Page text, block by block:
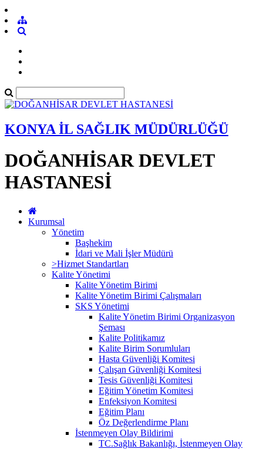
KONYA İL SAĞLIK MÜDÜRLÜĞÜ
DOĞANHİSAR DEVLET
HASTANESİ
Kurumsal
Yönetim
Başhekim
İdari ve Mali İşler Müdürü
>Hizmet Standartları
Kalite Yönetimi
Kalite Yönetim Birimi
Kalite Yönetim Birimi Çalışmaları
SKS Yönetimi
Kalite Yönetim Birimi Organizasyon
Şeması
Kalite Politikamız
Kalite Birim Sorumluları
Hasta Güvenliği Komitesi
Çalışan Güvenliği Komitesi
Tesis Güvenliği Komitesi
Eğitim Yönetim Komitesi
Enfeksiyon Komitesi
Eğitim Planı
Öz Değerlendirme Planı
İstenmeyen Olay Bildirimi
TC.Sağlık Bakanlığı, İstenmeyen Olay